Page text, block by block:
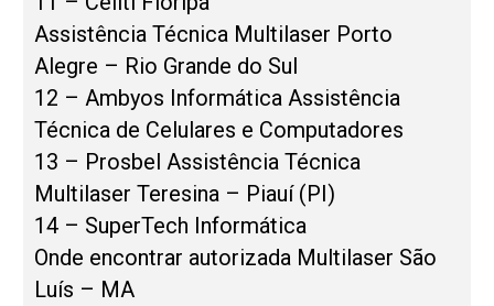
Assistência Técnica Multilaser Porto
Alegre – Rio Grande do Sul
12 – Ambyos Informática Assistência
Técnica de Celulares e Computadores
13 – Prosbel Assistência Técnica
Multilaser Teresina – Piauí (PI)
14 – SuperTech Informática
Onde encontrar autorizada Multilaser São
Luís – MA